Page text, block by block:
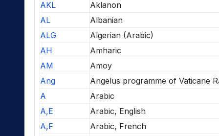
AKL
Aklanon
AL
Albanian
ALG
Algerian (Arabic)
AH
Amharic
AM
Amoy
Ang
Angelus programme of Vaticane
A
Arabic
A,E
Arabic, English
A,F
Arabic, French